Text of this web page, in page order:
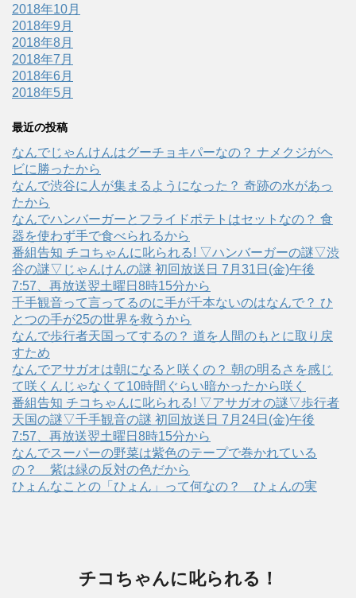
2018年10月
2018年9月
2018年8月
2018年7月
2018年6月
2018年5月
最近の投稿
なんでじゃんけんはグーチョキパーなの？ ナメクジがヘ
ビに勝ったから
なんで渋谷に人が集まるようになった？ 奇跡の水があっ
たから
なんでハンバーガーとフライドポテトはセットなの？ 食
器を使わず手で食べられるから
番組告知 チコちゃんに叱られる! ▽ハンバーガーの謎▽渋
谷の謎▽じゃんけんの謎 初回放送日 7月31日(金)午後
7:57、再放送翌土曜日8時15分から
千手観音って言ってるのに手が千本ないのはなんで？ ひ
とつの手が25の世界を救うから
なんで歩行者天国ってするの？ 道を人間のもとに取り戻
すため
なんでアサガオは朝になると咲くの？ 朝の明るさを感じ
て咲くんじゃなくて10時間ぐらい暗かったから咲く
番組告知 チコちゃんに叱られる! ▽アサガオの謎▽歩行者
天国の謎▽千手観音の謎 初回放送日 7月24日(金)午後
7:57、再放送翌土曜日8時15分から
なんでスーパーの野菜は紫色のテープで巻かれている
の？ 紫は緑の反対の色だから
ひょんなことの「ひょん」って何なの？ ひょんの実
チコちゃんに叱られる！